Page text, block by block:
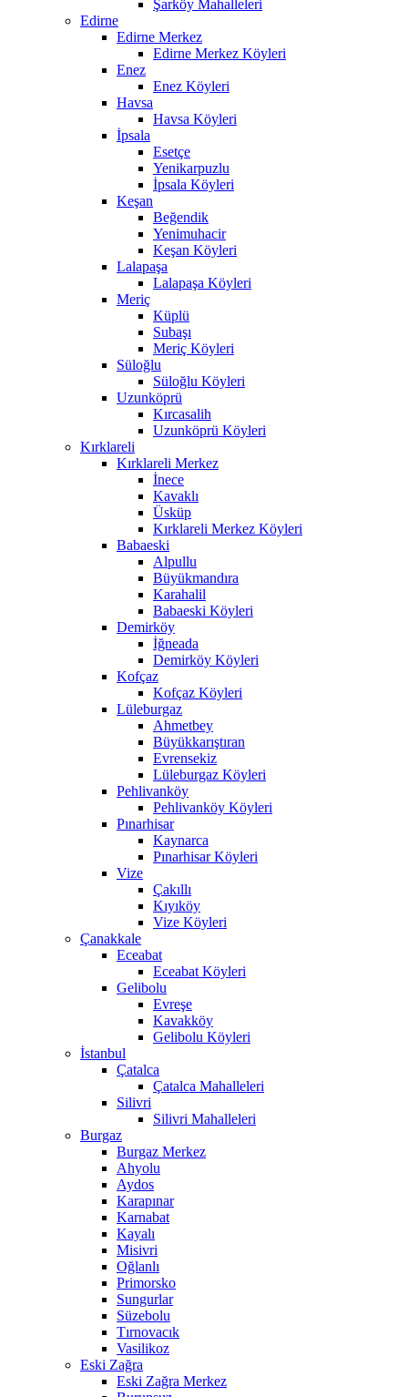
Şarköy Mahalleleri
Edirne
Edirne Merkez
Edirne Merkez Köyleri
Enez
Enez Köyleri
Havsa
Havsa Köyleri
İpsala
Esetçe
Yenikarpuzlu
İpsala Köyleri
Keşan
Beğendik
Yenimuhacir
Keşan Köyleri
Lalapaşa
Lalapaşa Köyleri
Meriç
Küplü
Subaşı
Meriç Köyleri
Süloğlu
Süloğlu Köyleri
Uzunköprü
Kırcasalih
Uzunköprü Köyleri
Kırklareli
Kırklareli Merkez
İnece
Kavaklı
Üsküp
Kırklareli Merkez Köyleri
Babaeski
Alpullu
Büyükmandıra
Karahalil
Babaeski Köyleri
Demirköy
İğneada
Demirköy Köyleri
Kofçaz
Kofçaz Köyleri
Lüleburgaz
Ahmetbey
Büyükkarıştıran
Evrensekiz
Lüleburgaz Köyleri
Pehlivanköy
Pehlivanköy Köyleri
Pınarhisar
Kaynarca
Pınarhisar Köyleri
Vize
Çakıllı
Kıyıköy
Vize Köyleri
Çanakkale
Eceabat
Eceabat Köyleri
Gelibolu
Evreşe
Kavakköy
Gelibolu Köyleri
İstanbul
Çatalca
Çatalca Mahalleleri
Silivri
Silivri Mahalleleri
Burgaz
Burgaz Merkez
Ahyolu
Aydos
Karapınar
Karnabat
Kayalı
Misivri
Oğlanlı
Primorsko
Sungurlar
Süzebolu
Tırnovacık
Vasilikoz
Eski Zağra
Eski Zağra Merkez